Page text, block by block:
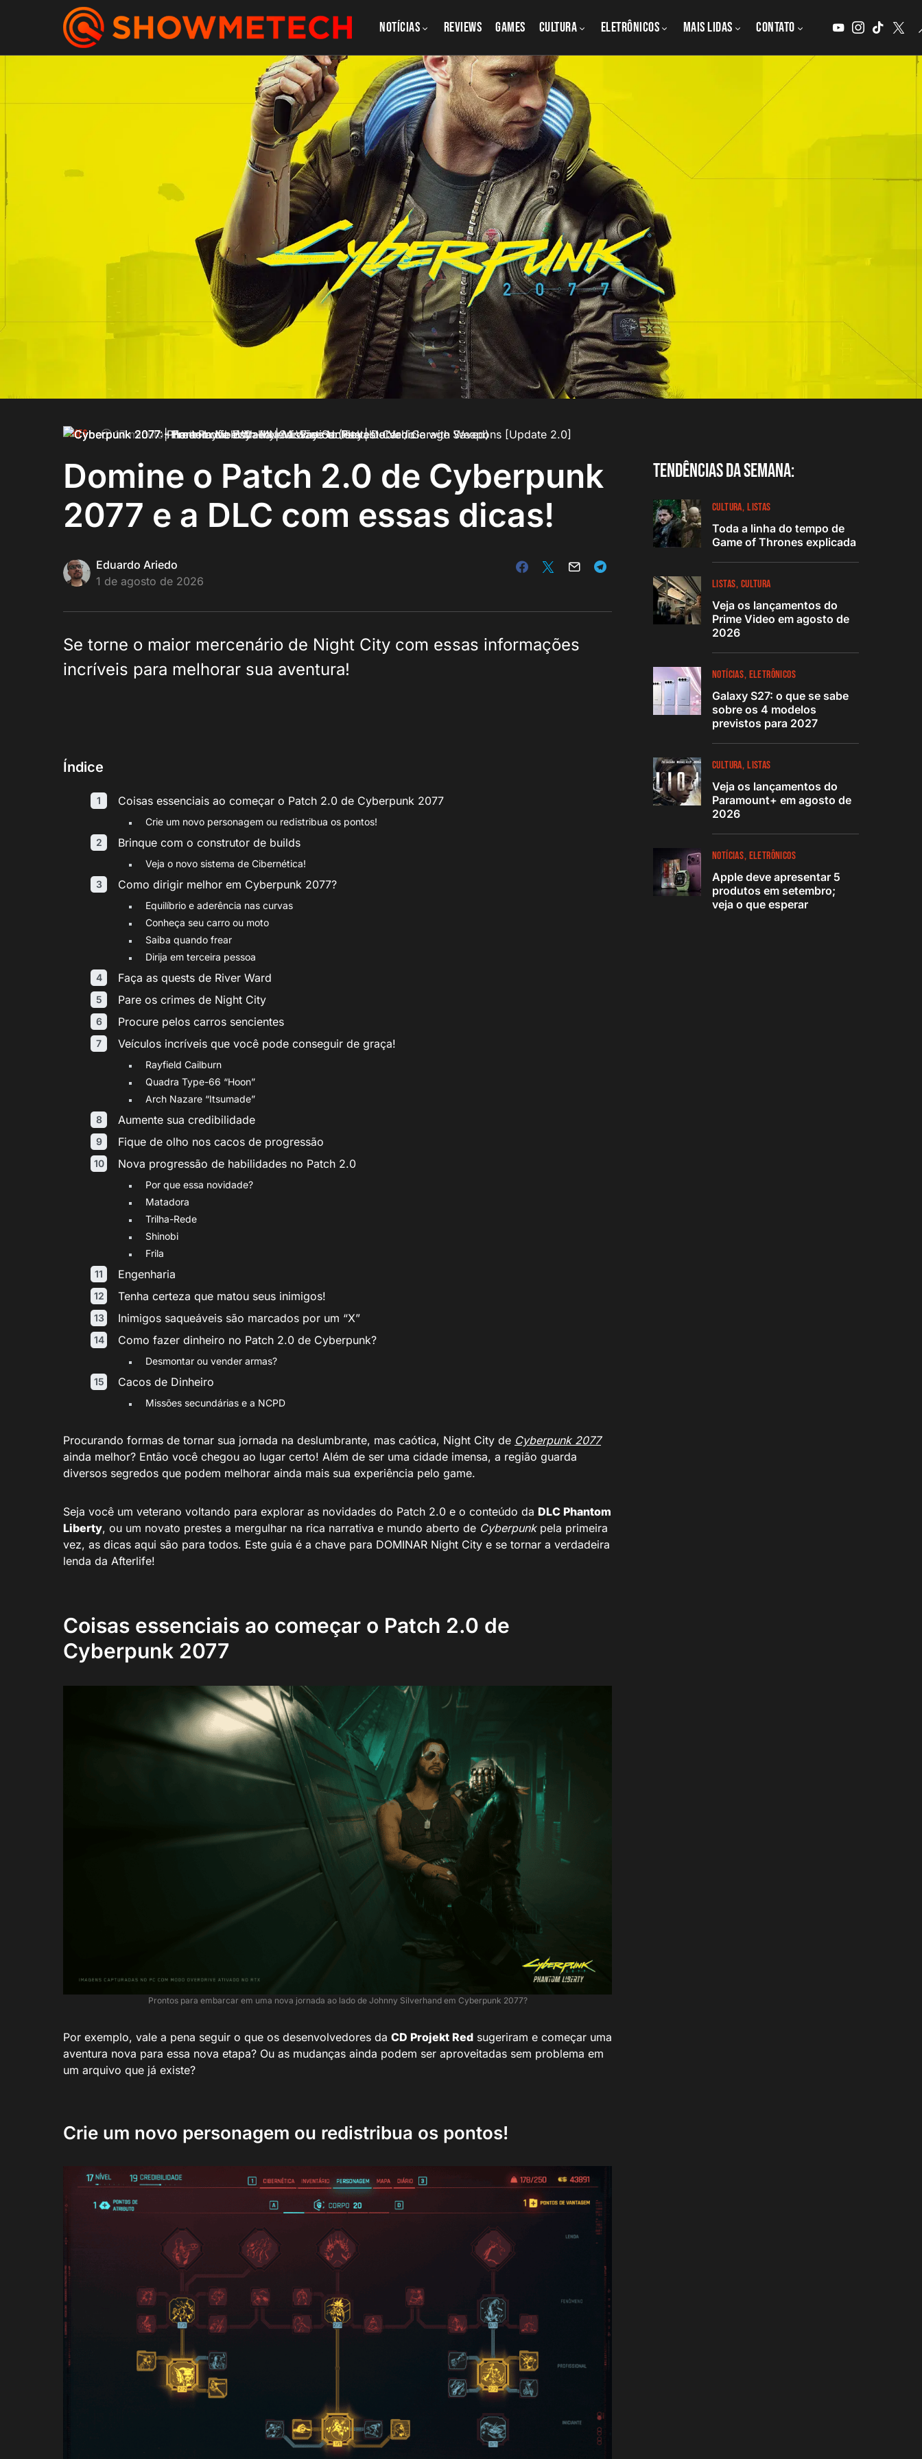
NOTÍCIAS REVIEWS GAMES CULTURA Eletrônicos MAIS LIDAS CONTATO
GAMES 17 minutos de leitura
Domine o Patch 2.0 de Cyberpunk
2077 e a DLC com essas dicas!
Eduardo Ariedo
1 de agosto de 2026
Se torne o maior mercenário de Night City com essas informações
incríveis para melhorar sua aventura!
Índice
Coisas essenciais ao começar o Patch 2.0 de Cyberpunk 2077
Crie um novo personagem ou redistribua os pontos!
Brinque com o construtor de builds
Veja o novo sistema de Cibernética!
Como dirigir melhor em Cyberpunk 2077?
Equilíbrio e aderência nas curvas
Conheça seu carro ou moto
Saiba quando frear
Dirija em terceira pessoa
Faça as quests de River Ward
Pare os crimes de Night City
Procure pelos carros sencientes
Veículos incríveis que você pode conseguir de graça!
Rayfield Cailburn
Quadra Type-66 “Hoon”
Arch Nazare “Itsumade”
Aumente sua credibilidade
Fique de olho nos cacos de progressão
Nova progressão de habilidades no Patch 2.0
Por que essa novidade?
Matadora
Trilha-Rede
Shinobi
Frila
Engenharia
Tenha certeza que matou seus inimigos!
Inimigos saqueáveis são marcados por um “X”
Como fazer dinheiro no Patch 2.0 de Cyberpunk?
Desmontar ou vender armas?
Cacos de Dinheiro
Missões secundárias e a NCPD
Procurando formas de tornar sua jornada na deslumbrante, mas caótica, Night City de Cyberpunk 2077
ainda melhor? Então você chegou ao lugar certo! Além de ser uma cidade imensa, a região guarda
diversos segredos que podem melhorar ainda mais sua experiência pelo game.
Seja você um veterano voltando para explorar as novidades do Patch 2.0 e o conteúdo da DLC Phantom
Liberty, ou um novato prestes a mergulhar na rica narrativa e mundo aberto de Cyberpunk pela primeira
vez, as dicas aqui são para todos. Este guia é a chave para DOMINAR Night City e se tornar a verdadeira
lenda da Afterlife!
Coisas essenciais ao começar o Patch 2.0 de
Cyberpunk 2077
Prontos para embarcar em uma nova jornada ao lado de Johnny Silverhand em Cyberpunk 2077?
Por exemplo, vale a pena seguir o que os desenvolvedores da CD Projekt Red sugeriram e começar uma
aventura nova para essa nova etapa? Ou as mudanças ainda podem ser aproveitadas sem problema em
um arquivo que já existe?
Crie um novo personagem ou redistribua os pontos!
Tendências da semana:
CULTURA LISTAS
Toda a linha do tempo de
Game of Thrones explicada
LISTAS CULTURA
Veja os lançamentos do
Prime Video em agosto de
2026
NOTÍCIAS ELETRÔNICOS
Galaxy S27: o que se sabe
sobre os 4 modelos
previstos para 2027
CULTURA LISTAS
Veja os lançamentos do
Paramount+ em agosto de
2026
NOTÍCIAS ELETRÔNICOS
Apple deve apresentar 5
produtos em setembro;
veja o que esperar